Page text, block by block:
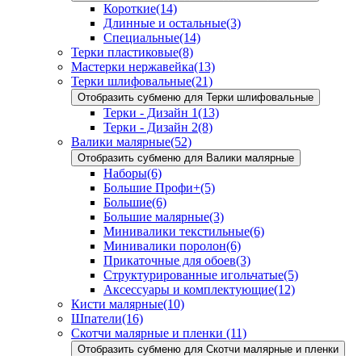
Короткие(14)
Длинные и остальные(3)
Специальные(14)
Терки пластиковые(8)
Мастерки нержавейка(13)
Терки шлифовальные(21)
Отобразить субменю для Терки шлифовальные
Терки - Дизайн 1(13)
Терки - Дизайн 2(8)
Валики малярные(52)
Отобразить субменю для Валики малярные
Наборы(6)
Большие Профи+(5)
Большие(6)
Большие малярные(3)
Минивалики текстильные(6)
Минивалики поролон(6)
Прикаточные для обоев(3)
Структурированные игольчатые(5)
Аксессуары и комплектующие(12)
Кисти малярные(10)
Шпатели(16)
Скотчи малярные и пленки (11)
Отобразить субменю для Скотчи малярные и пленки